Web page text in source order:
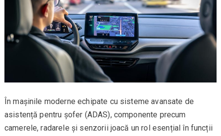
În mașinile moderne echipate cu sisteme avansate de
asistență pentru șofer (ADAS), componente precum
camerele, radarele și senzorii joacă un rol esențial în funcții